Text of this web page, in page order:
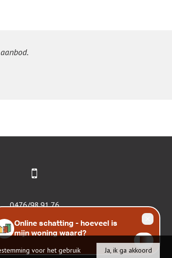
0476/98.91.76
voor het gebruik
Ja, ik ga akkoord